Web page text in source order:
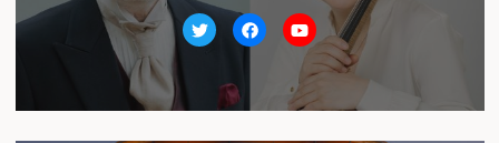
TwitterfacebookYoutube